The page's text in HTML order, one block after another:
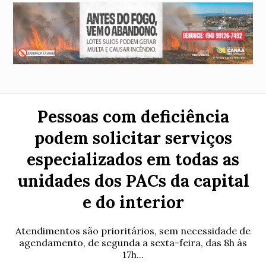
Pessoas com deficiência
podem solicitar serviços
especializados em todas as
unidades dos PACs da capital
e do interior
Atendimentos são prioritários, sem necessidade de
agendamento, de segunda a sexta-feira, das 8h às
17h...